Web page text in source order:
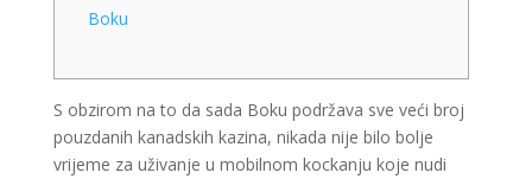
Boku
S obzirom na to da sada Boku podržava sve veći broj
pouzdanih kanadskih kazina, nikada nije bilo bolje
vrijeme za uživanje u mobilnom kockanju koje nudi